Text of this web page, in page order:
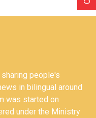
people's
in bilingual around
was started on
under the Ministry